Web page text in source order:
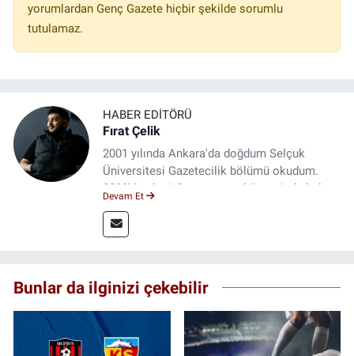
yorumlardan Genç Gazete hiçbir şekilde sorumlu
tutulamaz.
HABER EDITÖRÜ
Fırat Çelik
2001 yılında Ankara'da doğdum Selçuk
Üniversitesi Gazetecilik bölümü okudum.
2023'den beri Genç gazete bünyesinde haber
Devam Et
Bunlar da ilginizi çekebilir